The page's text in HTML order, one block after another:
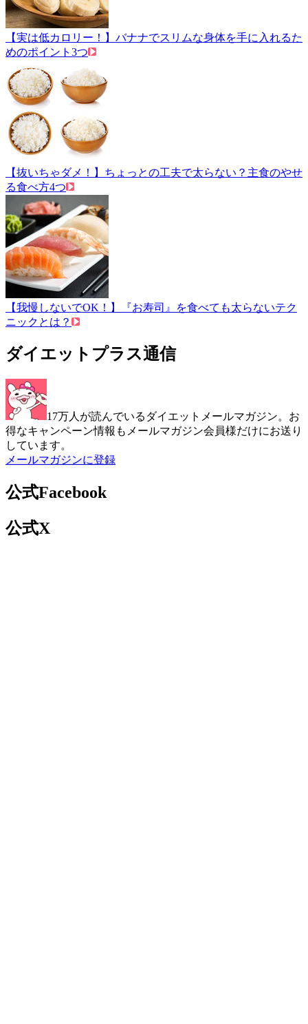
【実は低カロリー！】バナナでスリムな身体を手に入れるた
めのポイント3つ
【抜いちゃダメ！】ちょっとの工夫で太らない？主食のやせ
る食べ方4つ
【我慢しないでOK！】『お寿司』を食べても太らないテク
ニックとは？
ダイエットプラス通信
17万人が読んでいるダイエットメールマガジン。お
得なキャンペーン情報もメールマガジン会員様だけにお送り
しています。
メールマガジンに登録
公式Facebook
公式X